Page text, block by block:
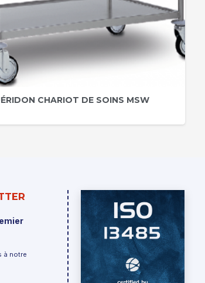
CHARIOT DE SOINS MSW
à notre